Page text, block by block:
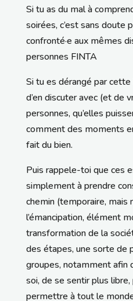
Si tu as du mal à
soirées, c’est sans doute
confronté·e aux mêmes
personnes FINTA
Si tu es dérangé par
d’en discuter avec (et de
personnes, qu’elles
comment des moments
fait du bien.
Puis rappele-toi que ces
simplement à prendre
chemin (temporaire, mais
l’émancipation, élément
transformation de la
des étapes, une sorte de
groupes, notamment afin
soi, de se sentir plus
permettre à tout le